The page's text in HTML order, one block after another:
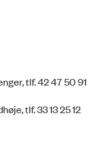
tlf. 42 47 50 91
tlf. 33 13 25 12